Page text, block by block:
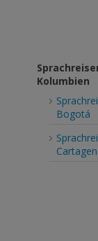
Kolumbien
Bogotá